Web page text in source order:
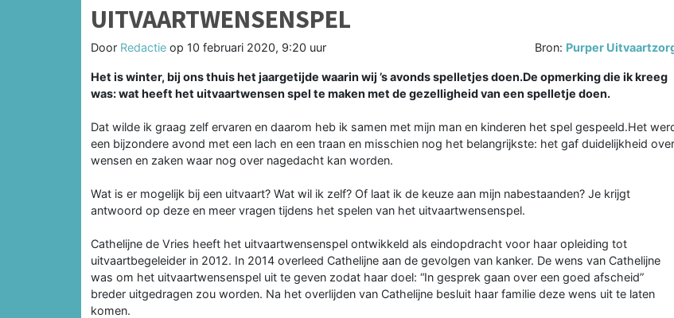
UITVAARTWENSENSPEL
Door Redactie op 10 februari 2020, 9:20 uur Bron: Purper
Het is winter, bij ons thuis het jaargetijde waarin wij ’s avonds spelletjes doen.De opmerking die ik kreeg
was: wat heeft het uitvaartwensen spel te maken met de gezelligheid van een spelletje doen.
Dat wilde ik graag zelf ervaren en daarom heb ik samen met mijn man en kinderen het spel gespeeld.Het
een bijzondere avond met een lach en een traan en misschien nog het belangrijkste: het gaf duidelijkheid over
wensen en zaken waar nog over nagedacht kan worden.
Wat is er mogelijk bij een uitvaart? Wat wil ik zelf? Of laat ik de keuze aan mijn nabestaanden? Je krijgt
antwoord op deze en meer vragen tijdens het spelen van het uitvaartwensenspel.
Cathelijne de Vries heeft het uitvaartwensenspel ontwikkeld als eindopdracht voor haar opleiding tot
uitvaartbegeleider in 2012. In 2014 overleed Cathelijne aan de gevolgen van kanker. De wens van Cathelijne
was om het uitvaartwensenspel uit te geven zodat haar doel: “In gesprek gaan over een goed afscheid”
breder uitgedragen zou worden. Na het overlijden van Cathelijne besluit haar familie deze wens uit te laten
komen.